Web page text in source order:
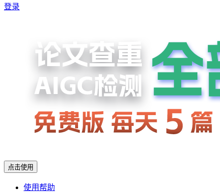
登录
点击使用
使用帮助